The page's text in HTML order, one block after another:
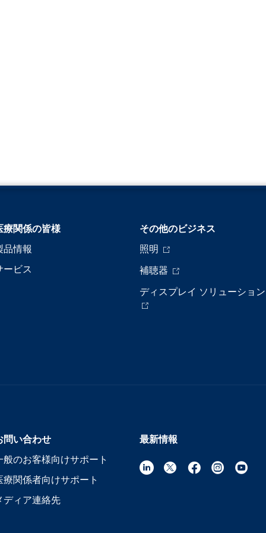
療関係の皆様
品情報
ービス
その他のビジネス
照明
補聴器
ディスプレイ ソリューション
問い合わせ
般のお客様向けサポート
療関係者向けサポート
ディア連絡先
最新情報